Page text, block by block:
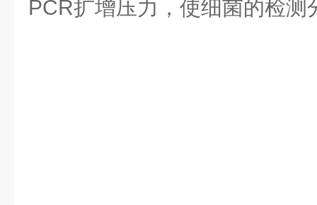
PCR扩增压力，使细菌的检测